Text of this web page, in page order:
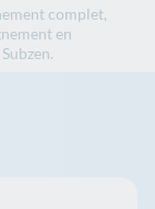
complet,
en